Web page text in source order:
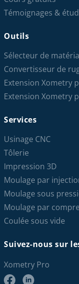
Témoignages &
Outils
Sélecteur de
Convertisseur de
Extension Xometry
Extension Xometry
Services
Usinage CNC
Tôlerie
Impression 3D
Moulage par
Moulage sous
Moulage par
Coulée sous vide
Suivez-nous sur
Xometry Pro